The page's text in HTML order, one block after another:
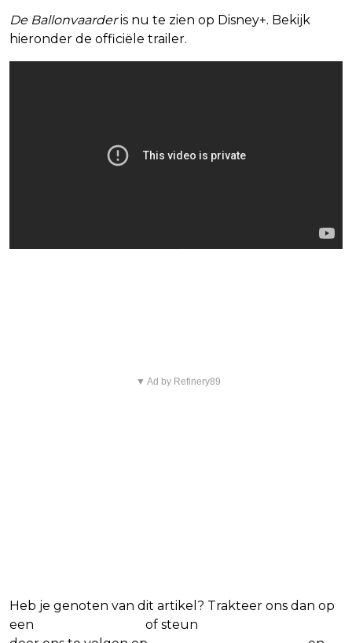
De Ballonvaarderis nu te zien op Disney+. Bekijk
hieronder de officiële trailer.
▼ Ad by Refinery89
Heb je genoten van dit artikel? Trakteer ons dan op
een
of steun